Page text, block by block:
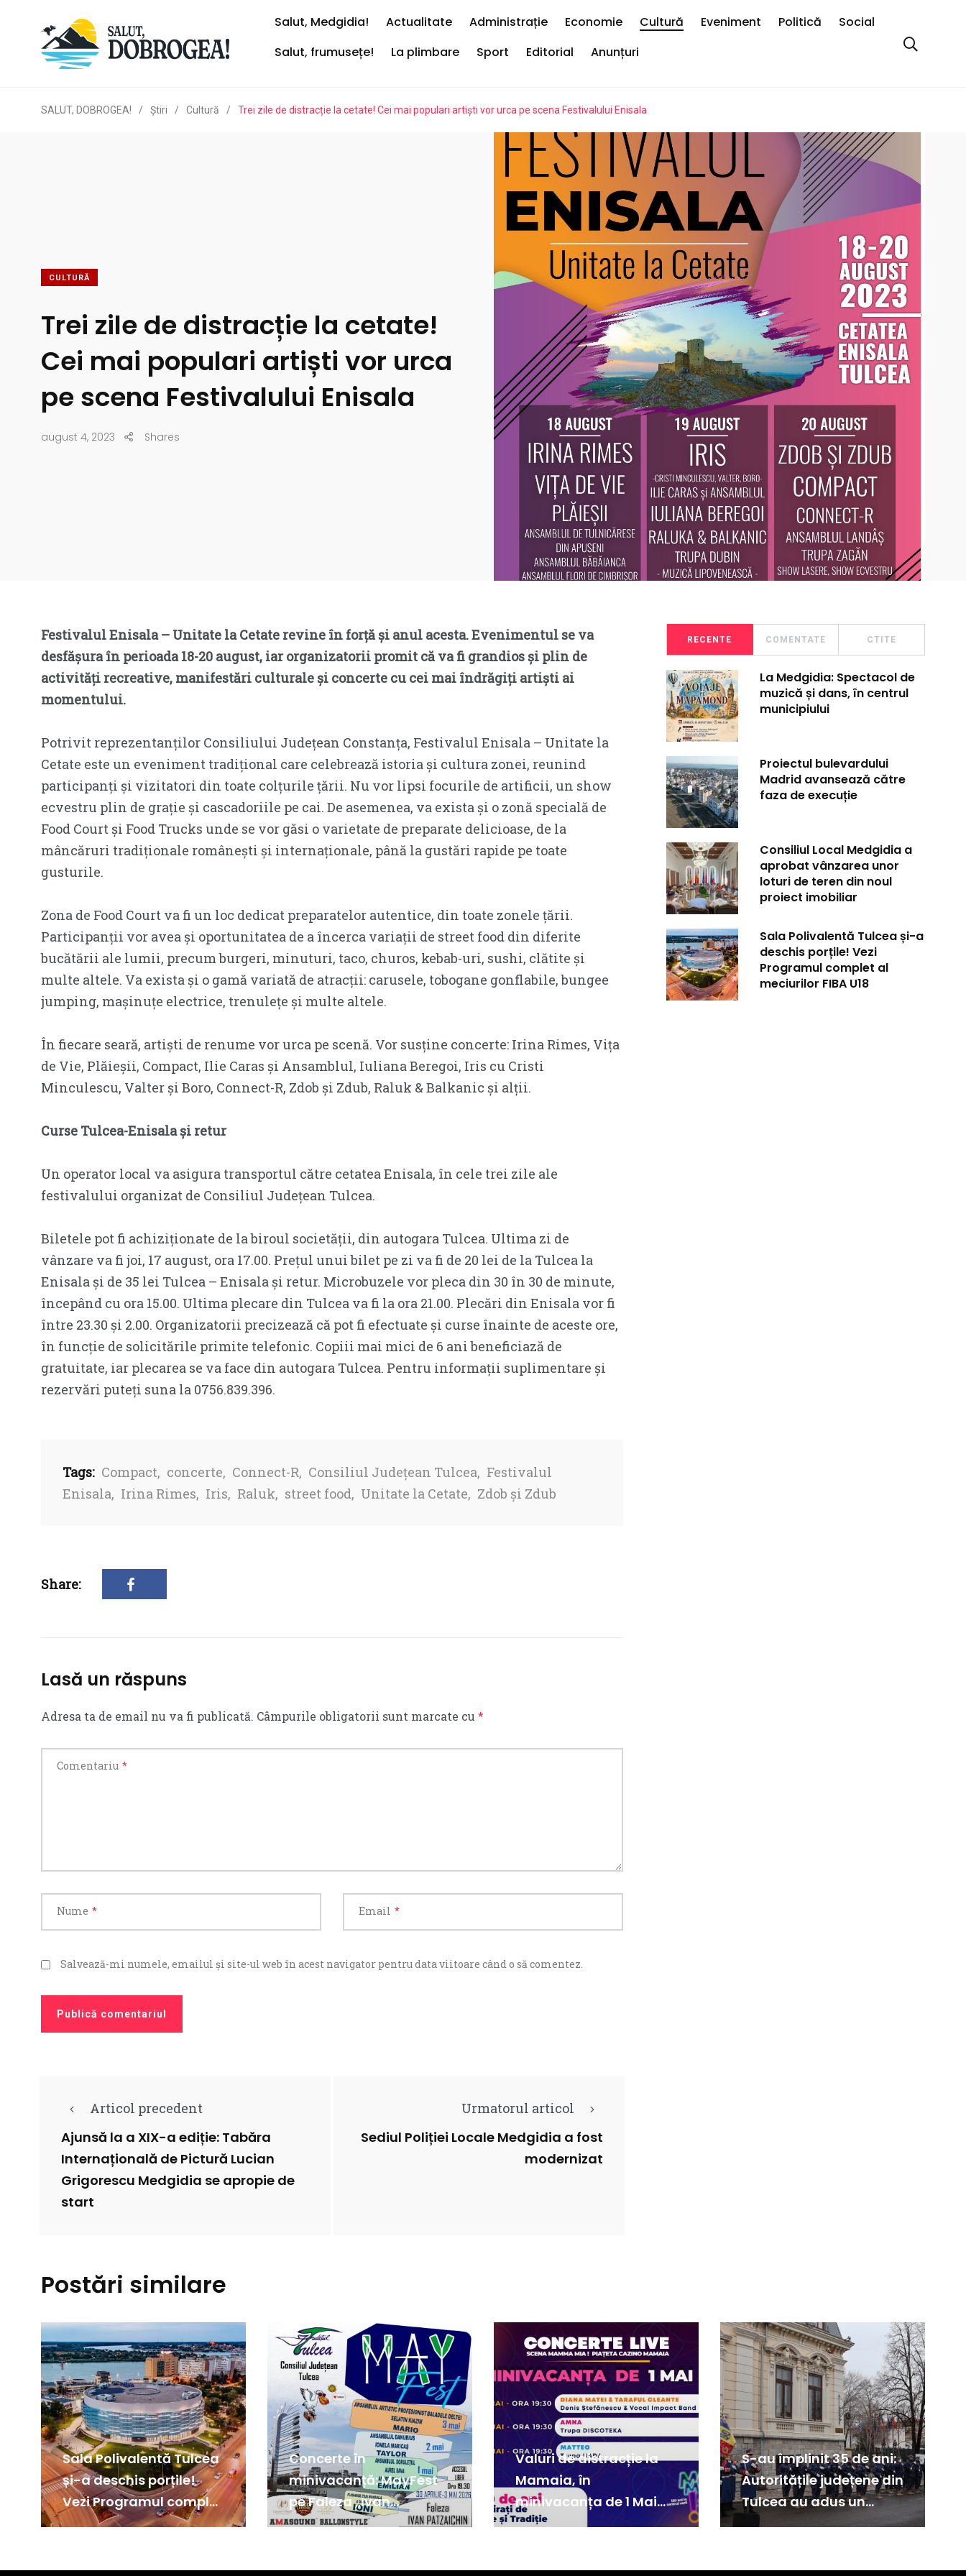
Salut, Medgidia! Actualitate Administrație Economie Cultură Eveniment Politică
Social
Salut, frumusețe!
La plimbare Sport Editorial Anunțuri
SALUT, DOBROGEA! / Ştiri / Cultură / Trei zile de distracție la cetate! Cei mai populari artiști vor urca pe scena Festivalului Enisala
CULTURĂ
Trei zile de distracție la cetate!
Cei mai populari artiști vor urca
pe scena Festivalului Enisala
august 4, 2023 Shares
Festivalul Enisala – Unitate la Cetate revine în forță și anul acesta. Evenimentul se va
desfășura în perioada 18-20 august, iar organizatorii promit că va fi grandios și plin de
activități recreative, manifestări culturale și concerte cu cei mai îndrăgiți artiști ai
momentului.
Potrivit reprezentanților Consiliului Județean Constanța, Festivalul Enisala – Unitate la
Cetate este un eveniment tradițional care celebrează istoria și cultura zonei, reunind
participanți și vizitatori din toate colțurile țării. Nu vor lipsi focurile de artificii, un show
ecvestru plin de grație și cascadoriile pe cai. De asemenea, va exista și o zonă specială de
Food Court și Food Trucks unde se vor găsi o varietate de preparate delicioase, de la
mâncăruri tradiționale românești și internaționale, până la gustări rapide pe toate
gusturile.
Zona de Food Court va fi un loc dedicat preparatelor autentice, din toate zonele țării.
Participanții vor avea și oportunitatea de a încerca variații de street food din diferite
bucătării ale lumii, precum burgeri, minuturi, taco, churos, kebab-uri, sushi, clătite și
multe altele. Va exista și o gamă variată de atracții: carusele, tobogane gonflabile, bungee
jumping, mașinuțe electrice, trenulețe și multe altele.
În fiecare seară, artiști de renume vor urca pe scenă. Vor susține concerte: Irina Rimes, Vița
de Vie, Plăieșii, Compact, Ilie Caras și Ansamblul, Iuliana Beregoi, Iris cu Cristi
Minculescu, Valter și Boro, Connect-R, Zdob și Zdub, Raluk & Balkanic și alții.
Curse Tulcea-Enisala și retur
Un operator local va asigura transportul către cetatea Enisala, în cele trei zile ale
festivalului organizat de Consiliul Județean Tulcea.
Biletele pot fi achiziționate de la biroul societății, din autogara Tulcea. Ultima zi de
vânzare va fi joi, 17 august, ora 17.00. Prețul unui bilet pe zi va fi de 20 lei de la Tulcea la
Enisala și de 35 lei Tulcea – Enisala și retur. Microbuzele vor pleca din 30 în 30 de minute,
începând cu ora 15.00. Ultima plecare din Tulcea va fi la ora 21.00. Plecări din Enisala vor fi
între 23.30 și 2.00. Organizatorii precizează că pot fi efectuate și curse înainte de aceste ore,
în funcție de solicitările primite telefonic. Copiii mai mici de 6 ani beneficiază de
gratuitate, iar plecarea se va face din autogara Tulcea. Pentru informații suplimentare și
rezervări puteți suna la 0756.839.396.
Tags: Compact, concerte, Connect-R, Consiliul Județean Tulcea, Festivalul
Enisala, Irina Rimes, Iris, Raluk, street food, Unitate la Cetate, Zdob și Zdub
Share:
Lasă un răspuns
Adresa ta de email nu va fi publicată. Câmpurile obligatorii sunt marcate cu *
Comentariu *
Nume * Email *
Salvează-mi numele, emailul și site-ul web în acest navigator pentru data viitoare când o să comentez.
Articol precedent
Ajunsă la a XIX-a ediție: Tabăra
Internațională de Pictură Lucian
Grigorescu Medgidia se apropie de
start
Urmatorul articol
Sediul Poliției Locale Medgidia a fost
modernizat
RECENTE COMENTATE CTITE
La Medgidia: Spectacol de
muzică și dans, în centrul
municipiului
Proiectul bulevardului
Madrid avansează către
faza de execuție
Consiliul Local Medgidia a
aprobat vânzarea unor
loturi de teren din noul
proiect imobiliar
Sala Polivalentă Tulcea și-a
deschis porțile! Vezi
Programul complet al
meciurilor FIBA U18
Postări similare
Sala Polivalentă Tulcea
și-a deschis porțile!
Vezi Programul complet
al meciurilor FIBA U18
Concerte în
minivacanță: MayFest
pe Faleza „Ivan
Patzaichin”, la Tulcea
Valuri de distracție la
Mamaia, în
minivacanța de 1 Mai
2026
S-au împlinit 35 de ani:
Autoritățile județene din
Tulcea au adus un
omagiu eroilor